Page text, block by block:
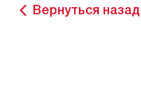
Вернуться назад